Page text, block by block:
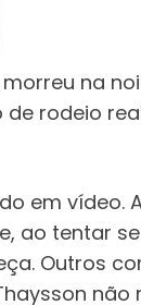
morreu na
rodeio
em vídeo.
ao tentar
Outros
não